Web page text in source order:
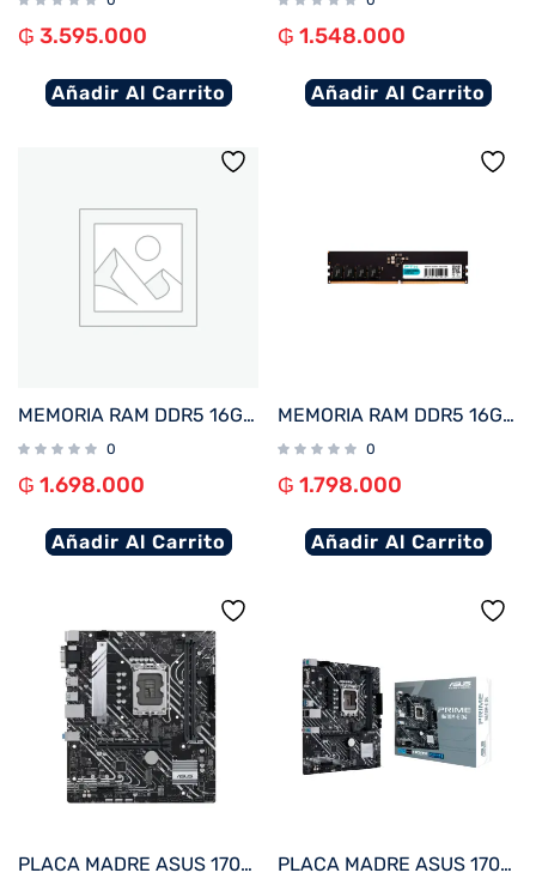
₲ 3.595.000
Añadir Al Carrito
₲ 1.548.000
Añadir Al Carrito
MEMORIA RAM DDR5 16GB 6000 FTX 115021
0
₲ 1.698.000
Añadir Al Carrito
MEMORIA RAM DDR5 16GB 5200 FTX 114970
0
₲ 1.798.000
Añadir Al Carrito
PLACA MADRE ASUS 1700 H610M-A D4 PRIME V/S/R/HDMI/DP/2M2/DDR4/USB3.2/MATX PLACA MADRE ASUS 1700 PRIME H610M-E D4 V/S/R/HDMI/2M2/DDR4/USB3.2/MATX